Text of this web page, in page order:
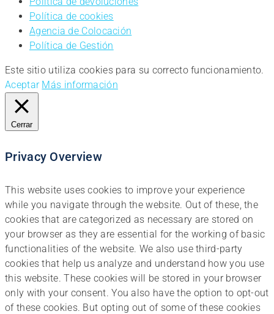
Política de cookies
Agencia de Colocación
Política de Gestión
Este sitio utiliza cookies para su correcto funcionamiento.
Aceptar Más información
Cerrar
Privacy Overview
This website uses cookies to improve your experience
while you navigate through the website. Out of these, the
cookies that are categorized as necessary are stored on
your browser as they are essential for the working of basic
functionalities of the website. We also use third-party
cookies that help us analyze and understand how you use
this website. These cookies will be stored in your browser
only with your consent. You also have the option to opt-out
of these cookies. But opting out of some of these cookies